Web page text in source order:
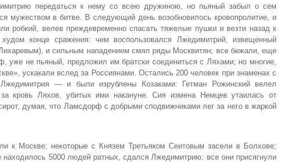
передаться к нему со всею дружиною, но пьяный забыл о сем
мужеством в битве. В следующий день возобновилось кровопролитие, и
робкий, велев преждевременно спасать тяжелые пушки и везти назад к
конце сражения: чем воспользовался Лжедимитрий, извещенный
и сильным нападением смял ряды Москвитян; все бежали, еще
уже не пьяный, предложил им братски соединиться с Ляхами; но многие,
ускакали вслед за Россиянами. Остались 200 человек при знаменах с
— и были изрублены Козаками: Гетман Рожинский велел
кровь Ляхов, убитых ими накануне. Сия измена Немцев утаилась от
думая, что Ламсдорф с добрыми сподвижниками лег за него в жаркой
к Москве; некоторые с Князем Третьяком Сеитовым засели в Болхове;
5000 людей ратных, сдался Лжедимитрию: все они присягнули